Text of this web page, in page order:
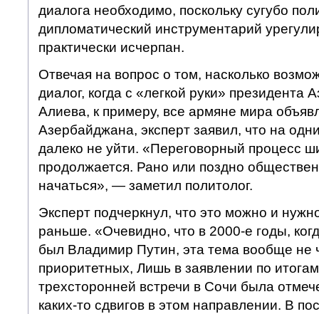
диалога необходимо, поскольку сугубо
дипломатический инструментарий
практически исчерпан.
Отвечая на вопрос о том, насколько
диалог, когда с «легкой руки»
Алиева, к примеру, все армяне мира
Азербайджана, эксперт заявил, что на
далеко не уйти. «Переговорный процесс
продолжается. Рано или поздно
начаться», — заметил политолог.
Эксперт подчеркнул, что это можно и
раньше. «Очевидно, что в 2000-е годы,
был Владимир Путин, эта тема вообще не
приоритетных, Лишь в заявлении по
трехсторонней встречи в Сочи была
каких-то сдвигов в этом направлении. В